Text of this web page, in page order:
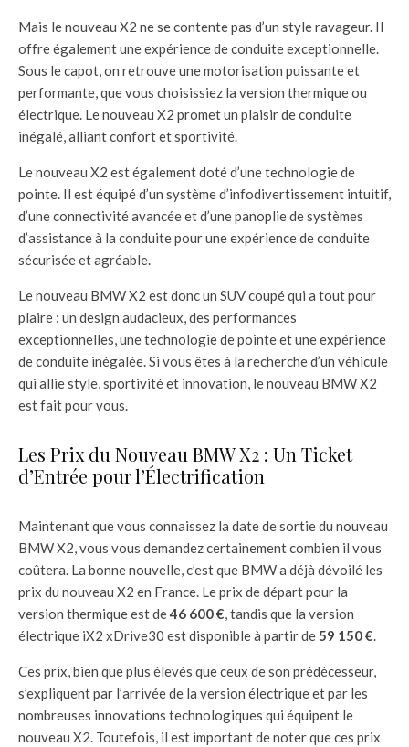
Mais le nouveau X2 ne se contente pas d’un style ravageur. Il
offre également une expérience de conduite exceptionnelle.
Sous le capot, on retrouve une motorisation puissante et
performante, que vous choisissiez la version thermique ou
électrique. Le nouveau X2 promet un plaisir de conduite
inégalé, alliant confort et sportivité.
Le nouveau X2 est également doté d’une technologie de
pointe. Il est équipé d’un système d’infodivertissement intuitif,
d’une connectivité avancée et d’une panoplie de systèmes
d’assistance à la conduite pour une expérience de conduite
sécurisée et agréable.
Le nouveau BMW X2 est donc un SUV coupé qui a tout pour
plaire : un design audacieux, des performances
exceptionnelles, une technologie de pointe et une expérience
de conduite inégalée. Si vous êtes à la recherche d’un véhicule
qui allie style, sportivité et innovation, le nouveau BMW X2
est fait pour vous.
Les Prix du Nouveau BMW X2 : Un Ticket
d’Entrée pour l’Électrification
Maintenant que vous connaissez la date de sortie du nouveau
BMW X2, vous vous demandez certainement combien il vous
coûtera. La bonne nouvelle, c’est que BMW a déjà dévoilé les
prix du nouveau X2 en France. Le prix de départ pour la
version thermique est de46 600 €, tandis que la version
électrique iX2 xDrive30 est disponible à partir de59 150 €.
Ces prix, bien que plus élevés que ceux de son prédécesseur,
s’expliquent par l’arrivée de la version électrique et par les
nombreuses innovations technologiques qui équipent le
nouveau X2. Toutefois, il est important de noter que ces prix